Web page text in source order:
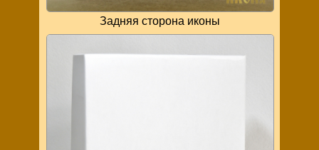
Задняя сторона иконы